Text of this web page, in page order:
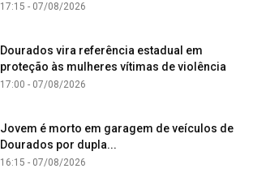
17:15 - 07/08/2026
Dourados vira referência estadual em
proteção às mulheres vítimas de violência
17:00 - 07/08/2026
Jovem é morto em garagem de veículos de
Dourados por dupla...
16:15 - 07/08/2026